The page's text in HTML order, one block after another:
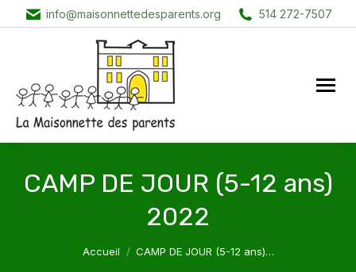
info@maisonnettedesparents.org 514 272-7507
CAMP DE JOUR (5-12 ans)
2022
Vous êtes ici :
Accueil CAMP DE JOUR (5-12 ans)…